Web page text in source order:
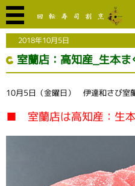
2018年10月5日
室蘭店：高知産_生本
10月5日（金曜日） 伊達和さび室
■ 室蘭店は高知産：生